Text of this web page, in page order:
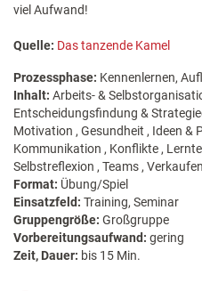
viel Aufwand!
Quelle: Das tanzende Kamel
Prozessphase: Kennenlernen,
Inhalt: Arbeits- &
Entscheidungsfindung &
Motivation , Gesundheit , Ideen &
Kommunikation , Konflikte ,
Selbstreflexion , Teams ,
Format: Übung/Spiel
Einsatzfeld: Training, Seminar
Gruppengröße: Großgruppe
Vorbereitungsaufwand: gering
Zeit, Dauer: bis 15 Min.